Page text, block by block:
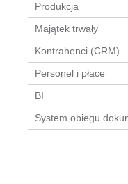
Produkcja
Majątek trwały
Kontrahenci (CRM)
Personel i płace
BI
System obiegu